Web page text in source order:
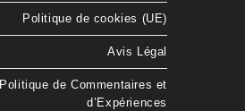
Politique de cookies (UE)
Avis Légal
Politique de Commentaires et
d’Expériences